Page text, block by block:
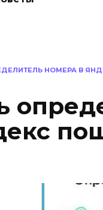
НОМЕРА В